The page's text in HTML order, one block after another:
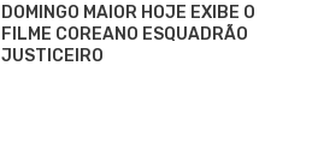
DOMINGO MAIOR HOJE EXIBE O
FILME COREANO ESQUADRÃO
JUSTICEIRO